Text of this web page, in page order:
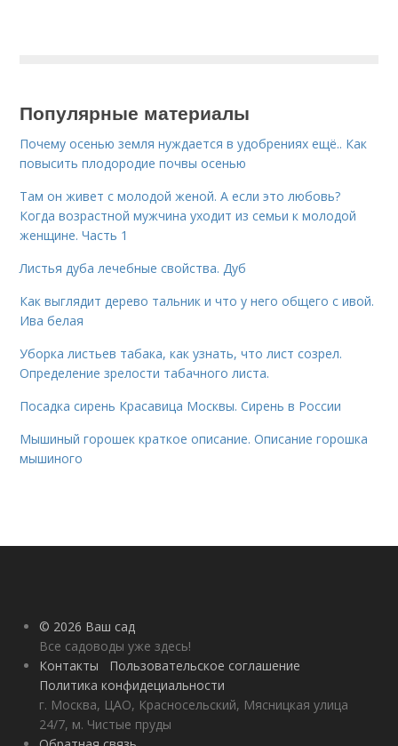
Популярные материалы
Почему осенью земля нуждается в удобрениях ещё.. Как
повысить плодородие почвы осенью
Там он живет с молодой женой. А если это любовь?
Когда возрастной мужчина уходит из семьи к молодой
женщине. Часть 1
Листья дуба лечебные свойства. Дуб
Как выглядит дерево тальник и что у него общего с ивой.
Ива белая
Уборка листьев табака, как узнать, что лист созрел.
Определение зрелости табачного листа.
Посадка сирень Красавица Москвы. Сирень в России
Мышиный горошек краткое описание. Описание горошка
мышиного
© 2026 Ваш сад
Все садоводы уже здесь!
Контакты
Пользовательское соглашение
Политика конфидециальности
г. Москва, ЦАО, Красносельский, Мясницкая улица
24/7, м. Чистые пруды